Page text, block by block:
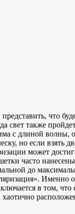
что
свет также
с длиной волны,
но если
может
часто
до
Именно
в том,